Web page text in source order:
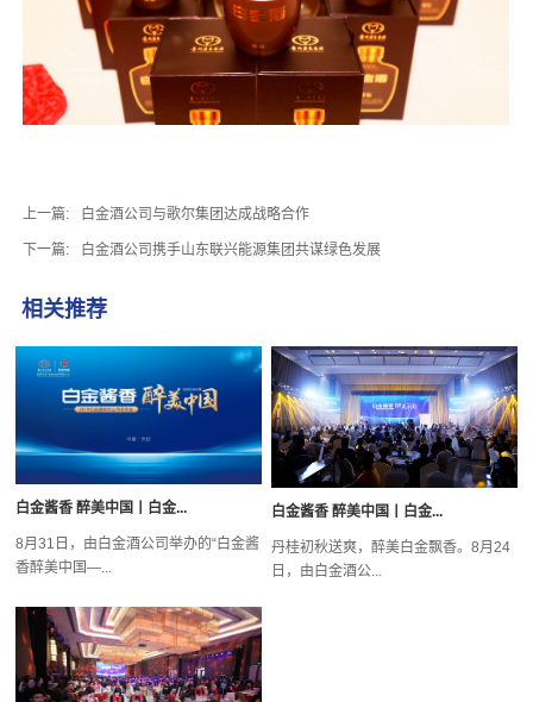
上一篇: 白金酒公司与歌尔集团达成战略合作
下一篇: 白金酒公司携手山东联兴能源集团共谋绿色发展
相关推荐
白金酱香 醉美中国丨白金...
8月31日，由白金酒公司举办的“白金酱
香醉美中国—...
白金酱香 醉美中国丨白金...
丹桂初秋送爽，醉美白金飘香。8月24
日，由白金酒公...